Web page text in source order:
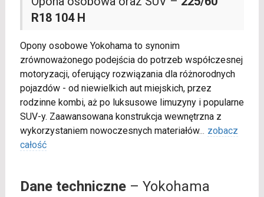
R18 104 H
Opony osobowe Yokohama to synonim
zrównoważonego podejścia do potrzeb współczesnej
motoryzacji, oferujący rozwiązania dla różnorodnych
pojazdów - od niewielkich aut miejskich, przez
rodzinne kombi, aż po luksusowe limuzyny i popularne
SUV-y. Zaawansowana konstrukcja wewnętrzna z
wykorzystaniem nowoczesnych materiałów... zobacz
całość
Dane techniczne– Yokohama